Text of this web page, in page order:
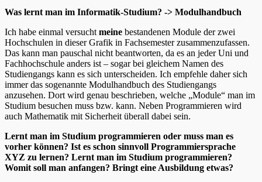
Was lernt man im Informatik-Studium? -> Modulhandbuch
Ich habe einmal versucht meine bestandenen Module der zwei
Hochschulen in dieser Grafik in Fachsemester zusammenzufassen.
Das kann man pauschal nicht beantworten, da es an jeder Uni und
Fachhochschule anders ist – sogar bei gleichem Namen des
Studiengangs kann es sich unterscheiden. Ich empfehle daher sich
immer das sogenannte Modulhandbuch des Studiengangs
anzusehen. Dort wird genau beschrieben, welche „Module“ man im
Studium besuchen muss bzw. kann. Neben Programmieren wird
auch Mathematik mit Sicherheit überall dabei sein.
Lernt man im Studium programmieren oder muss man es
vorher können? Ist es schon sinnvoll Programmiersprache
XYZ zu lernen? Lernt man im Studium programmieren?
Womit soll man anfangen? Bringt eine Ausbildung etwas?